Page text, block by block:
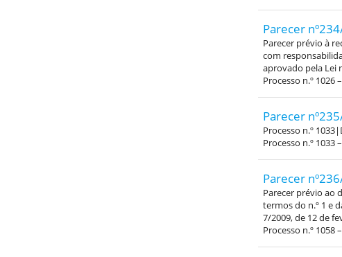
Parecer
Parecer prévio à
com
aprovado pela Lei
Processo n.º 1026
Parecer
Processo n.º
Processo n.º 1033
Parecer
Parecer prévio ao
termos do n.º 1 e
7/2009, de 12 de
Processo n.º 1058